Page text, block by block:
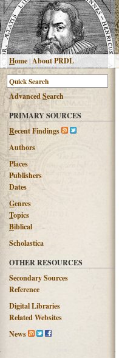
Home|About PRDL
AdvancedSearch
PRIMARY SOURCES
Recent Findings
Authors
Places
Publishers
Dates
Genres
Topics
Biblical
Scholastica
OTHER RESOURCES
Secondary Sources
Reference
Digital Libraries
Related Websites
News